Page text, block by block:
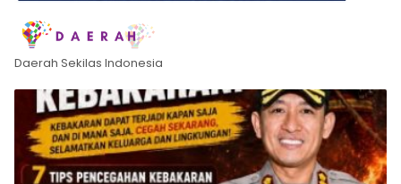
Daerah Sekilas Indonesia